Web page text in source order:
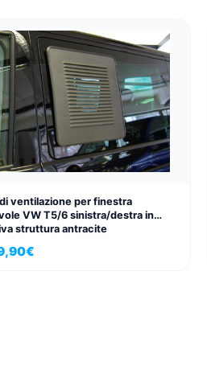
ventilazione per finestra
VW T5/6 sinistra/destra in
struttura antracite
€